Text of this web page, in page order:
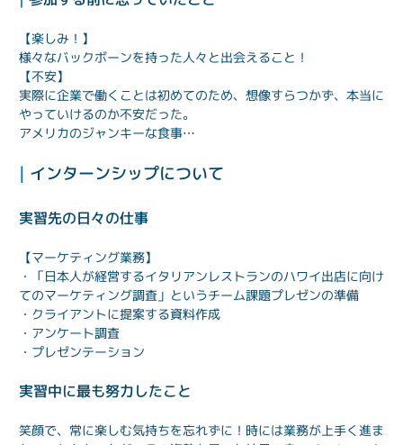
【楽しみ！】
様々なバックボーンを持った人々と出会えること！
【不安】
実際に企業で働くことは初めてのため、想像すらつかず、本当に
やっていけるのか不安だった。
アメリカのジャンキーな食事…
| インターンシップについて
実習先の日々の仕事
・「日本人が経営するイタリアンレストランのハワイ出店に向け
てのマーケティング調査」というチーム課題プレゼンの準備
・クライアントに提案する資料作成
・アンケート調査
・プレゼンテーション
実習中に最も努力したこと
笑顔で、常に楽しむ気持ちを忘れずに！時には業務が上手く進ま